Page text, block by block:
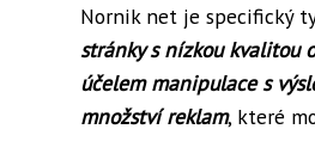
Nornik net je specifický
stránky s nízkou kvalitou
účelem manipulace s
množství reklam, které